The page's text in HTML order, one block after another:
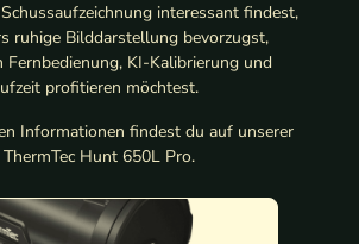
interessant findest,
ruhige Bilddarstellung bevorzugst,
KI-Kalibrierung und
profitieren möchtest.
Informationen findest du auf unserer
Hunt 650L Pro.